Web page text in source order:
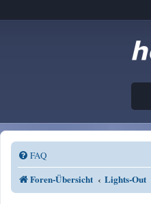
FAQ
Foren-Übersicht Lights-Out